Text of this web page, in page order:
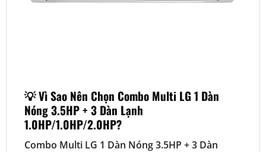
💡 Vì Sao Nên Chọn Combo Multi LG 1 Dàn
Nóng 3.5HP + 3 Dàn Lạnh
1.0HP/1.0HP/2.0HP?
Combo Multi LG 1 Dàn Nóng 3.5HP + 3 Dàn